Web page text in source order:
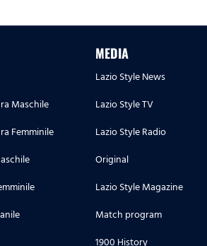
Maschile
Femminile
MEDIA
Lazio Style News
Lazio Style TV
Lazio Style Radio
Original
Lazio Style Magazine
Match program
1900 History